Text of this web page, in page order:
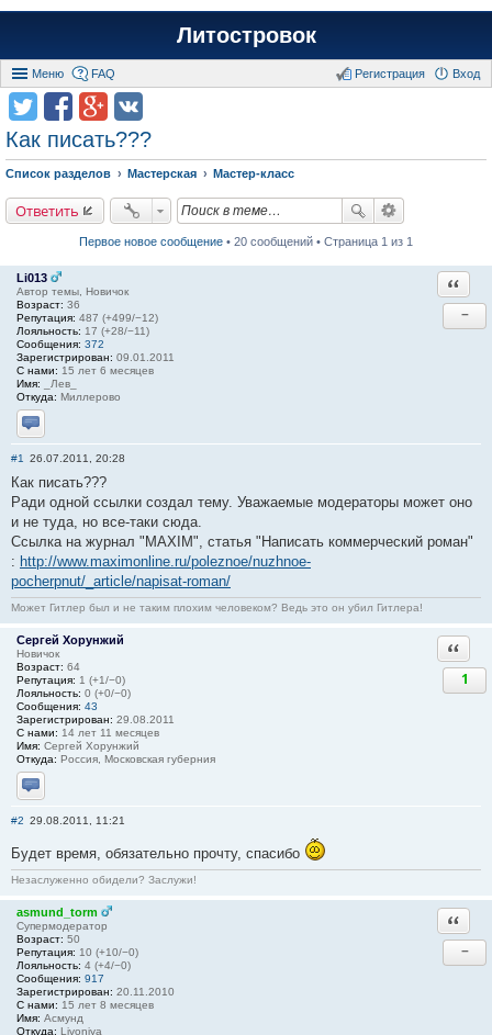
Литостровок
Меню FAQ Вход
Регистрация
Как писать???
Список разделов Мастерская Мастер-класс
Ответить
Первое новое сообщение • 20 сообщений • Страница 1 из 1
Li013
Автор темы, Новичок
Возраст: 36
Репутация: 487 (+499/−12)
Лояльность: 17 (+28/−11)
Сообщения: 372
Зарегистрирован: 09.01.2011
С нами: 15 лет 6 месяцев
Имя: _Лев_
Откуда: Миллерово
Отправить личное сообщение
−
#1 26.07.2011, 20:28
Как писать???
Ради одной ссылки создал тему. Уважаемые модераторы может оно
и не туда, но все-таки сюда.
Ссылка на журнал "MAXIM", статья "Написать коммерческий роман"
: http://www.maximonline.ru/poleznoe/nuzhnoe-
pocherpnut/_article/napisat-roman/
Может Гитлер был и не таким плохим человеком? Ведь это он убил Гитлера!
Сергей Хорунжий
Новичок
Возраст: 64
Репутация: 1 (+1/−0)
Лояльность: 0 (+0/−0)
Сообщения: 43
Зарегистрирован: 29.08.2011
С нами: 14 лет 11 месяцев
Имя: Сергей Хорунжий
Откуда: Россия, Московская губерния
Отправить личное сообщение
1
#2 29.08.2011, 11:21
Будет время, обязательно прочту, спасибо
Незаслуженно обидели? Заслужи!
asmund_torm
Супермодератор
Возраст: 50
Репутация: 10 (+10/−0)
Лояльность: 4 (+4/−0)
Сообщения: 917
Зарегистрирован: 20.11.2010
С нами: 15 лет 8 месяцев
Имя: Асмунд
Откуда: Livoniya
−